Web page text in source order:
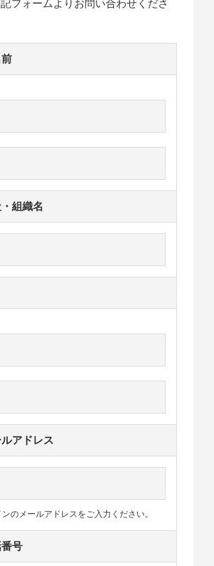
フォームよりお問い合わせくださ
組織名
ルアドレス
のメールアドレスをご入力ください。
号